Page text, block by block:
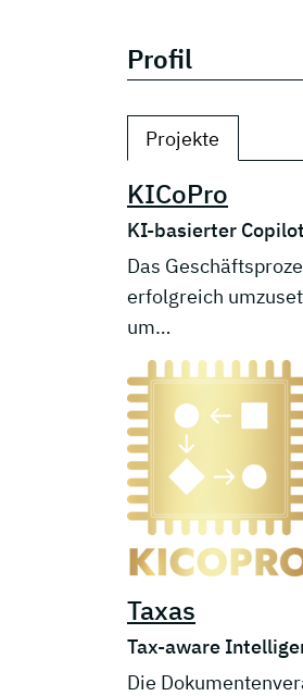
Profil
Projekte
KICoPro
KI-basierter
Das
erfolgreich
um…
Taxas
Tax-aware
Die